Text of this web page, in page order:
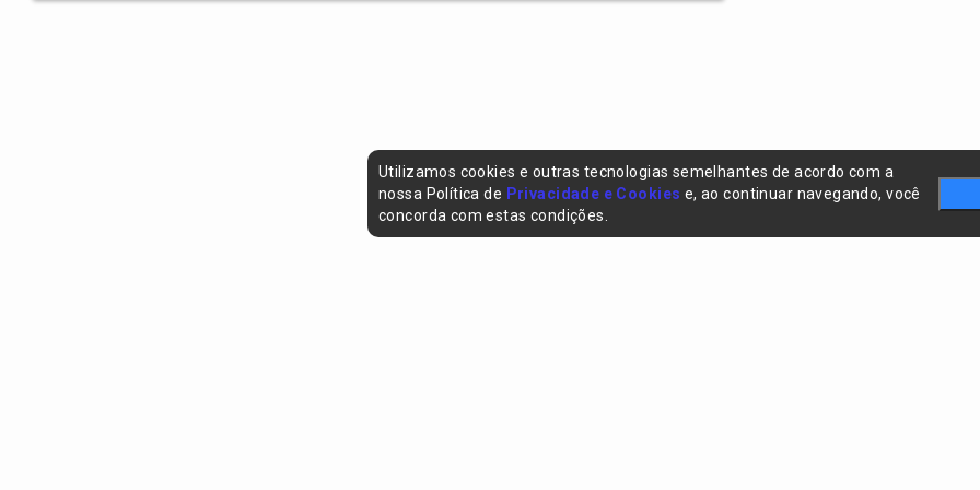
Utilizamos cookies e outras tecnologias semelhantes de acordo com a
nossa Política de Privacidade e Cookies e, ao continuar navegando, você
concorda com estas condições.